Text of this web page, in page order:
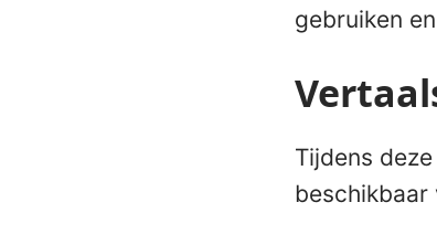
gebruiken
Tijdens